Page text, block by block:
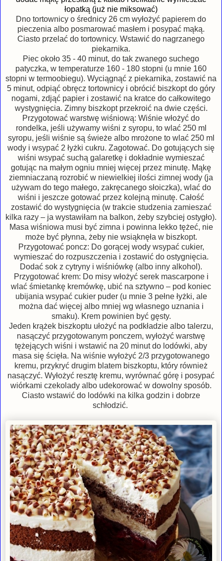
łopatką (już nie miksować)
Dno tortownicy o średnicy 26 cm wyłożyć papierem do
pieczenia albo posmarować masłem i posypać mąką.
Ciasto przelać do tortownicy. Wstawić do nagrzanego
piekarnika.
Piec około 35 - 40 minut, do tak zwanego suchego
patyczka, w temperaturze 160 - 180 stopni (u mnie 160
stopni w termoobiegu). Wyciągnąć z piekarnika, zostawić na
5 minut, odpiąć obręcz tortownicy i obrócić biszkopt do góry
nogami, zdjąć papier i zostawić na kratce do całkowitego
wystygnięcia. Zimny biszkopt przekroić na dwie części.
Przygotować warstwę wiśniową: Wiśnie włożyć do
rondelka, jeśli używamy wiśni z syropu, to wlać 250 ml
syropu, jeśli wiśnie są świeże albo mrożone to wlać 250 ml
wody i wsypać 2 łyżki cukru. Zagotować. Do gotujących się
wiśni wsypać suchą galaretkę i dokładnie wymieszać
gotując na małym ogniu mniej więcej przez minutę. Mąkę
ziemniaczaną rozrobić w niewielkiej ilości zimnej wody (ja
używam do tego małego, zakręcanego słoiczka), wlać do
wiśni i jeszcze gotować przez kolejną minutę. Całość
zostawić do wystygnięcia (w trakcie studzenia zamieszać
kilka razy – ja wystawiłam na balkon, żeby szybciej ostygło).
Masa wiśniowa musi być zimna i powinna lekko tężeć, nie
może być płynna, żeby nie wsiąknęła w biszkopt.
Przygotować poncz: Do gorącej wody wsypać cukier,
wymieszać do rozpuszczenia i zostawić do ostygnięcia.
Dodać sok z cytryny i wiśniówkę (albo inny alkohol).
Przygotować krem: Do misy włożyć serek mascarpone i
wlać śmietankę kremówkę, ubić na sztywno – pod koniec
ubijania wsypać cukier puder (u mnie 3 pełne łyżki, ale
można dać więcej albo mniej wg własnego uznania i
smaku). Krem powinien być gęsty.
Jeden krążek biszkoptu ułożyć na podkładzie albo talerzu,
nasączyć przygotowanym ponczem, wyłożyć warstwę
tężejących wiśni i wstawić na 20 minut do lodówki, aby
masa się ścięła. Na wiśnie wyłożyć 2/3 przygotowanego
kremu, przykryć drugim blatem biszkoptu, który również
nasączyć. Wyłożyć resztę kremu, wyrównać górę i posypać
wiórkami czekolady albo udekorować w dowolny sposób.
Ciasto wstawić do lodówki na kilka godzin i dobrze
schłodzić.